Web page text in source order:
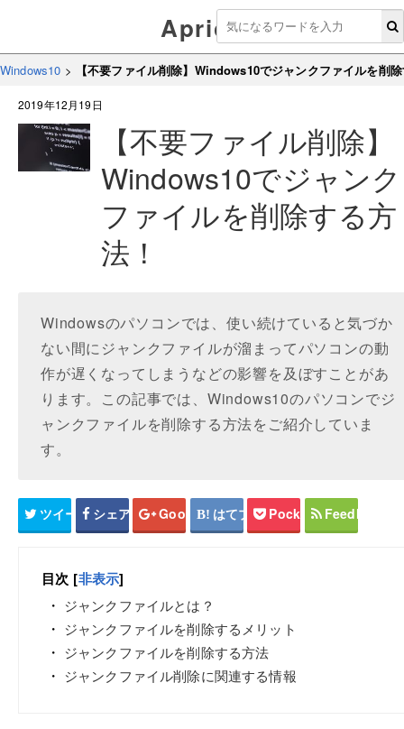
Aprico
Windows10 > 【不要ファイル削除】Windows10でジャンクファイルを削
2019年12月19日
【不要ファイル削除】
Windows10でジャンク
ファイルを削除する方
法！
Windowsのパソコンでは、使い続けていると気づか
ない間にジャンクファイルが溜まってパソコンの動
作が遅くなってしまうなどの影響を及ぼすことがあ
ります。この記事では、Windows10のパソコンでジ
ャンクファイルを削除する方法をご紹介していま
す。
ツイート シェア Google+ はてブ Pocket Feedly
目次 [非表示]
ジャンクファイルとは？
ジャンクファイルを削除するメリット
ジャンクファイルを削除する方法
ジャンクファイル削除に関連する情報